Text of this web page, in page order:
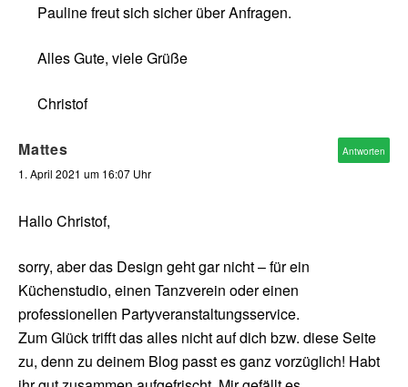
Pauline freut sich sicher über Anfragen.
Alles Gute, viele Grüße
Christof
Mattes
1. April 2021 um 16:07 Uhr
Hallo Christof,
sorry, aber das Design geht gar nicht – für ein
Küchenstudio, einen Tanzverein oder einen
professionellen Partyveranstaltungsservice.
Zum Glück trifft das alles nicht auf dich bzw. diese Seite
zu, denn zu deinem Blog passt es ganz vorzüglich! Habt
Antworten